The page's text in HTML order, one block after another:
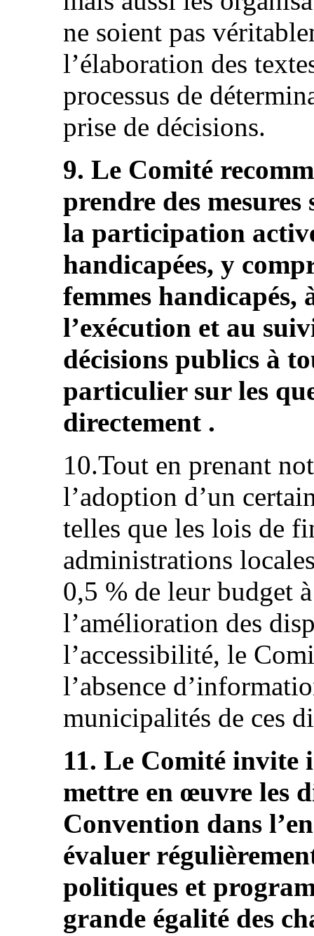
ne soient pas
l’élaboration des
processus de
prise de décisions.
9. Le Comité
prendre des
la participation
handicapées, y
femmes
l’exécution et au
décisions publics à
particulier sur les
directement .
10.Tout en prenant
l’adoption d’un
telles que les lois de
administrations
0,5 % de leur budget
l’amélioration des
l’accessibilité, le
l’absence
municipalités de ces
11. Le Comité invite
mettre en œuvre les
Convention dans
évaluer
politiques et
grande égalité des